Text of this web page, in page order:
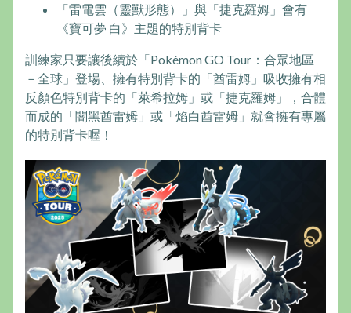
「雷電雲（靈獸形態）」與「捷克羅姆」會有
《寶可夢 白》主題的特別背卡
訓練家只要讓後續於「Pokémon GO Tour：合眾地區
－全球」登場、擁有特別背卡的「酋雷姆」吸收擁有相
反顏色特別背卡的「萊希拉姆」或「捷克羅姆」，合體
而成的「闇黑酋雷姆」或「焰白酋雷姆」就會擁有專屬
的特別背卡喔！